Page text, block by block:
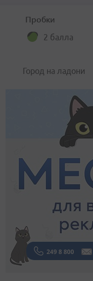
Пробки
2 балла
Город на ладони